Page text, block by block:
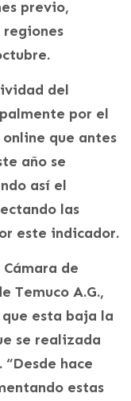
previo,
del
por el
que antes
año se
así el
las
este indicador.
de
Temuco A.G.,
esta baja la
se realizada
hace
estas